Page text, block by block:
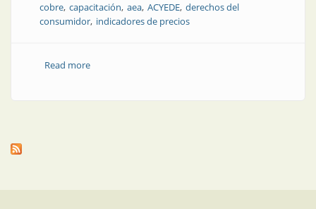
cobre capacitación aea ACYEDE derechos del
consumidor indicadores de precios
Read moreabout Noticias del sector eléctrico | Abril/2022